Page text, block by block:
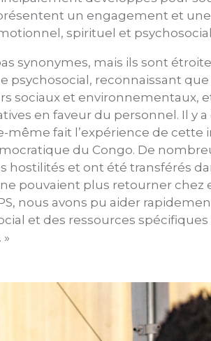
un engagement et
spirituel et
synonymes, mais ils sont
psychosocial, reconnaissant
sociaux et environnementaux,
en faveur du personnel. Il y
même fait l’expérience de
du Congo. De
hostilités et ont été transférés
pouvaient plus retourner chez
nous avons pu aider
et des ressources